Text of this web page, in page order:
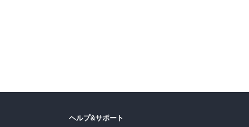
ヘルプ&サポート